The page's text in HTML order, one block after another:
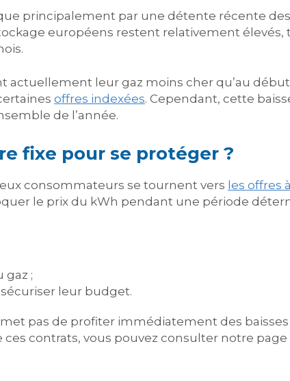
principalement par une détente récente
européens restent relativement élevés,
actuellement leur gaz moins cher qu’au début
offres indexées. Cependant, cette
de l’année.
fixe pour se protéger ?
consommateurs se tournent vers les offres
le prix du kWh pendant une période
gaz ;
leur budget.
pas de profiter immédiatement des
contrats, vous pouvez consulter notre page